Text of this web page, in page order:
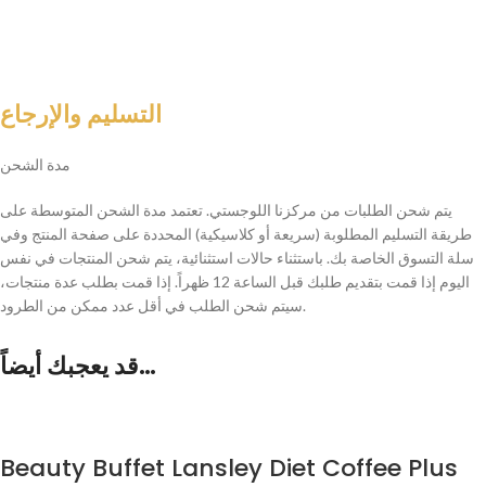
التسليم والإرجاع
مدة الشحن
يتم شحن الطلبات من مركزنا اللوجستي. تعتمد مدة الشحن المتوسطة على
طريقة التسليم المطلوبة (سريعة أو كلاسيكية) المحددة على صفحة المنتج وفي
سلة التسوق الخاصة بك. باستثناء حالات استثنائية، يتم شحن المنتجات في نفس
اليوم إذا قمت بتقديم طلبك قبل الساعة 12 ظهراً. إذا قمت بطلب عدة منتجات،
سيتم شحن الطلب في أقل عدد ممكن من الطرود.
قد يعجبك أيضاً…
Beauty Buffet Lansley Diet Coffee Plus